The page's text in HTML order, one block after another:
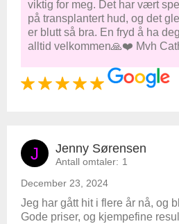
viktig for meg. Det har vært
på transplantert hud, og det
er blutt så bra. En fryd å ha
alltid
J Jenny Sørensen
Antall omtaler: 1
December 23, 2024
Jeg har gått hit i flere år nå, og
Gode priser, og kjempefine